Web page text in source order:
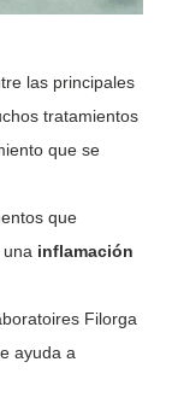
las principales
tratamientos
que se
que
una inflamación
Filorga
ayuda a